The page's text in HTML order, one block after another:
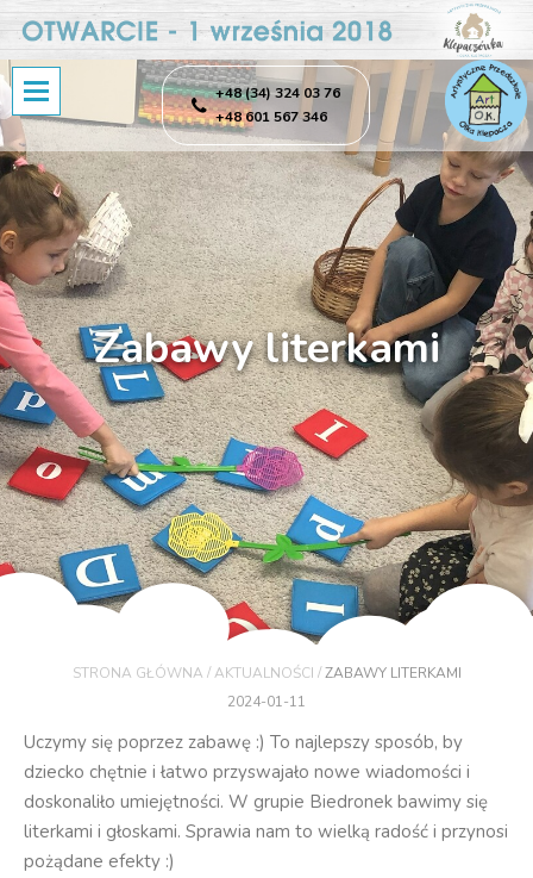
+48 (34) 324 03 76
+48 601 567 346
Zabawy literkami
STRONA GŁÓWNA /AKTUALNOŚCI /ZABAWY LITERKAMI
2024-01-11
Uczymy się poprzez zabawę :) To najlepszy sposób, by
dziecko chętnie i łatwo przyswajało nowe wiadomości i
doskonaliło umiejętności. W grupie Biedronek bawimy się
literkami i głoskami. Sprawia nam to wielką radość i przynosi
pożądane efekty :)